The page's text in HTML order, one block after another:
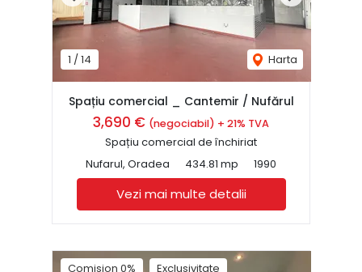
1 / 14 Harta
Spațiu comercial _ Cantemir / Nufărul
3,690 € (negociabil) + 21% TVA
Spațiu comercial de închiriat
Nufarul, Oradea
434.81 mp 1990
Vezi mai multe detalii
Comision 0% Exclusivitate